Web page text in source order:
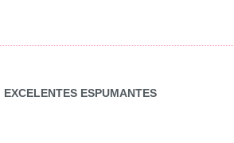
EXCELENTES ESPUMANTES